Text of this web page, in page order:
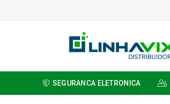
SEGURANCA ELETRONICA